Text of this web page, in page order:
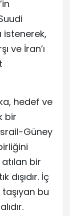
istenerek,
ve İran’ı
hedef ve
bir
Güney
bir
dışıdır. İç
bu